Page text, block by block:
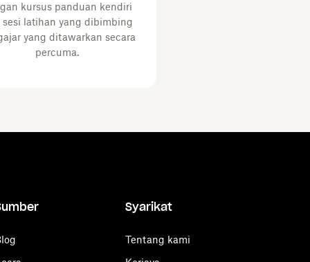
kursus panduan kendiri
sesi latihan yang dibimbing
yang ditawarkan secara
percuma.
Syarikat
Tentang kami